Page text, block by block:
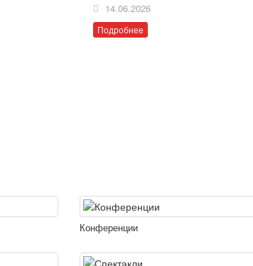
14.06.2026
Подробнее
Конференции